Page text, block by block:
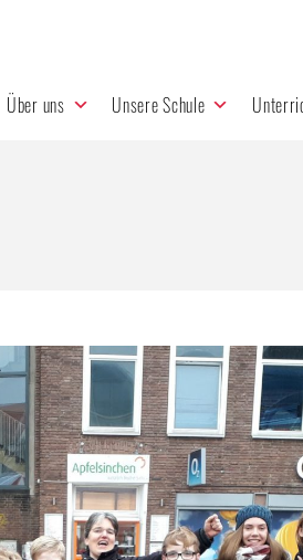
Über uns Unsere Schule